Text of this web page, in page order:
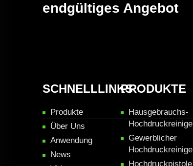
endgültiges Angebot
SCHNELLLINKS
Produkte
Über Uns
Anwendung
News
PRODUKTE
Hausgebrauchs-
Gewerblicher
Hochdruckpistole